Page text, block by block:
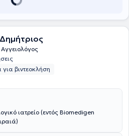
ότι ο ιατρός υπήρξε επιμελητής
βιντεοκλήση
ιατρείο (εντός Biomedigen